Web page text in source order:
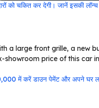
को चकित कर देगी। जानें इसकी
a large front grille, a new
price of this car
में करें डाउन पेमेंट और अपने घर